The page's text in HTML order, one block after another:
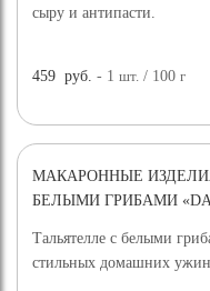
сыру и антипасти.
459 руб. - 1шт. / 100г
МАКАРОННЫЕ
БЕЛЫМИ ГРИБАМИ
Тальятелле с белыми
стильных домашних